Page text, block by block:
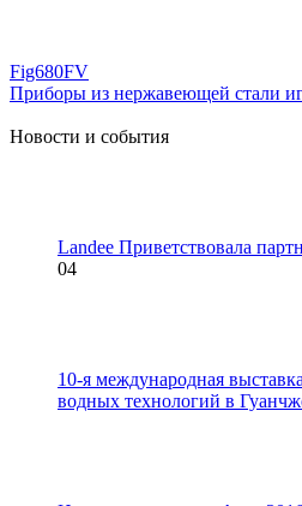
Fig680FV
Приборы из нержавеющей стали
Новости и события
Landee Приветствовала
04
10-я международная
водных технологий в